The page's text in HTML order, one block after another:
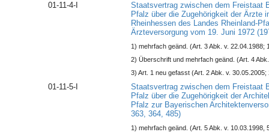
01-11-4-I
Staatsvertrag zwischen dem Freistaat
Pfalz über die Zugehörigkeit der Ärzte
Rheinhessen des Landes Rheinland-
Ärzteversorgung vom 19. Juni 1972
1) mehrfach geänd. (Art. 3 Abk. v. 22.04.1988;
2) Überschrift und mehrfach geänd. (Art. 4
3) Art. 1 neu gefasst (Art. 2 Abk. v. 30.05.2005;
01-11-5-I
Staatsvertrag zwischen dem Freistaat
Pfalz über die Zugehörigkeit der
Pfalz zur Bayerischen
363, 364, 485)
1) mehrfach geänd. (Art. 5 Abk. v. 10.03.1998,